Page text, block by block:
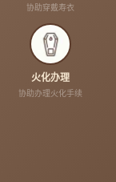
协助穿戴寿衣
火化办理
协助办理火化手续